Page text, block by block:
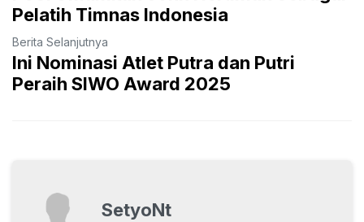
Pelatih Timnas Indonesia
Berita Selanjutnya
Ini Nominasi Atlet Putra dan Putri
Peraih SIWO Award 2025
SetyoNt